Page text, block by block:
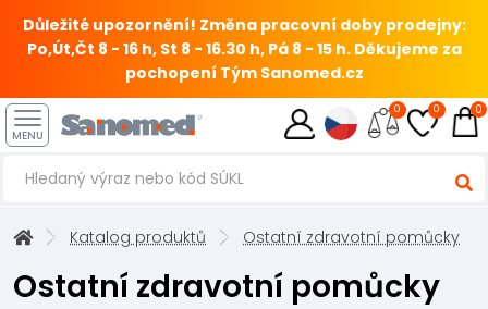
Důležité upozornění! Změna pracovní doby prodejny:
Po,Út,Čt 8 - 16 h, St 8 - 16.30 h, Pá 8 - 15 h. Děkujeme za
pochopení Tým Sanomed.cz
MENU
0 0 0
Katalog produktů Ostatní zdravotní pomůcky
Ostatní zdravotní pomůcky